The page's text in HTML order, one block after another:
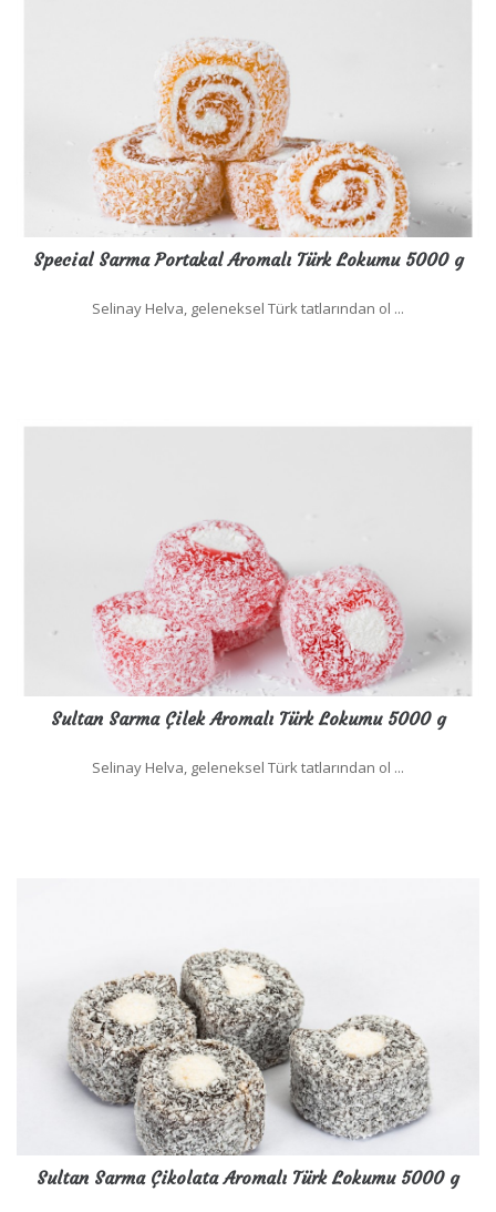
Special Sarma Portakal Aromalı Türk Lokumu 5000 g
Selinay Helva, geleneksel Türk tatlarından ol ...
Sultan Sarma Çilek Aromalı Türk Lokumu 5000 g
Selinay Helva, geleneksel Türk tatlarından ol ...
Sultan Sarma Çikolata Aromalı Türk Lokumu 5000 g